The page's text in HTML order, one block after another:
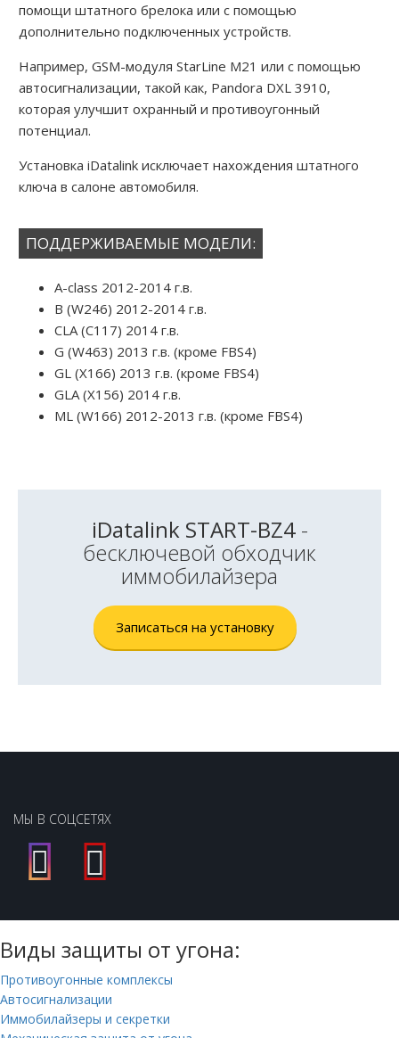
помощи штатного брелока или с помощью
дополнительно подключенных устройств.
Например, GSM-модуля StarLine M21 или с помощью
автосигнализации, такой как, Pandora DXL 3910,
которая улучшит охранный и противоугонный
потенциал.
Установка iDatalink исключает нахождения штатного
ключа в салоне автомобиля.
ПОДДЕРЖИВАЕМЫЕ МОДЕЛИ:
A-class 2012-2014 г.в.
B (W246) 2012-2014 г.в.
CLA (C117) 2014 г.в.
G (W463) 2013 г.в. (кроме FBS4)
GL (X166) 2013 г.в. (кроме FBS4)
GLA (X156) 2014 г.в.
ML (W166) 2012-2013 г.в. (кроме FBS4)
iDatalink START-BZ4 -
бесключевой обходчик
иммобилайзера
Записаться на установку
МЫ В СОЦСЕТЯХ
Виды защиты от угона:
Противоугонные комплексы
Автосигнализации
Иммобилайзеры и секретки